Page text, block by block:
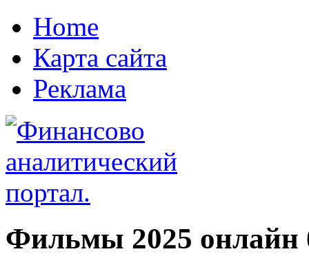
Home
Карта сайта
Реклама
Фильмы 2025 онлайн